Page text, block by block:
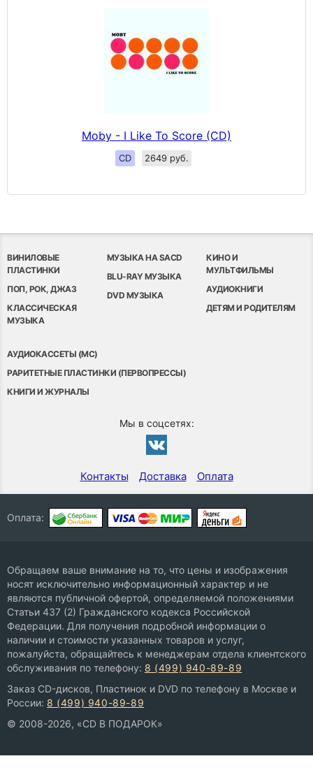
Moby - I Like To Score (CD)
CD 2649 руб.
ВИНИЛОВЫЕ
ПЛАСТИНКИ
ПОП, РОК, ДЖАЗ
КЛАССИЧЕСКАЯ
МУЗЫКА
МУЗЫКА НА SACD
BLU-RAY МУЗЫКА
DVD МУЗЫКА
КИНО И
МУЛЬТФИЛЬМЫ
АУДИОКНИГИ
ДЕТЯМ И РОДИТЕЛЯМ
АУДИОКАССЕТЫ (MC)
РАРИТЕТНЫЕ ПЛАСТИНКИ (ПЕРВОПРЕССЫ)
КНИГИ И ЖУРНАЛЫ
Мы в соцсетях:
Контакты Доставка Оплата
Оплата:
Обращаем ваше внимание на то, что цены и изображения
носят исключительно информационный характер и не
являются публичной офертой, определяемой положениями
Статьи 437 (2) Гражданского кодекса Российской
Федерации. Для получения подробной информации о
наличии и стоимости указанных товаров и услуг,
пожалуйста, обращайтесь к менеджерам отдела клиентского
обслуживания по телефону: 8 (499) 940-89-89
Заказ CD-дисков, Пластинок и DVD по телефону в Москве и
России: 8 (499) 940-89-89
© 2008-2026, «CD В ПОДАРОК»